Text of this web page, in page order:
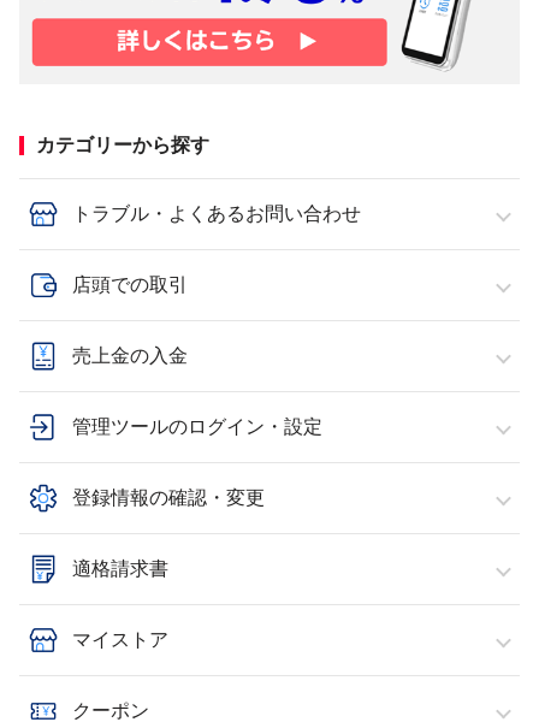
カテゴリーから探す
トラブル・よくあるお問い合わせ
店頭での取引
売上金の入金
管理ツールのログイン・設定
登録情報の確認・変更
適格請求書
マイストア
クーポン